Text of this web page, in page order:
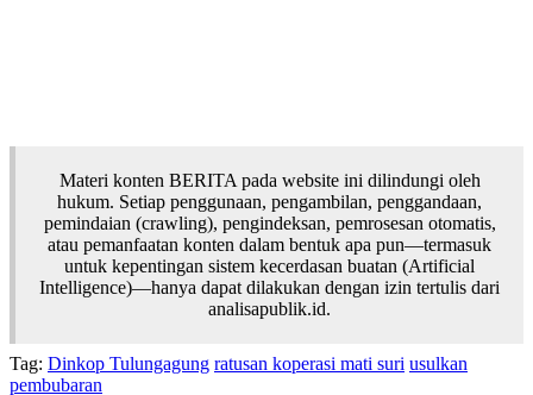
Materi konten BERITA pada website ini dilindungi oleh
hukum. Setiap penggunaan, pengambilan, penggandaan,
pemindaian (crawling), pengindeksan, pemrosesan otomatis,
atau pemanfaatan konten dalam bentuk apa pun—termasuk
untuk kepentingan sistem kecerdasan buatan (Artificial
Intelligence)—hanya dapat dilakukan dengan izin tertulis dari
analisapublik.id.
Tag: Dinkop Tulungagung ratusan koperasi mati suri usulkan
pembubaran